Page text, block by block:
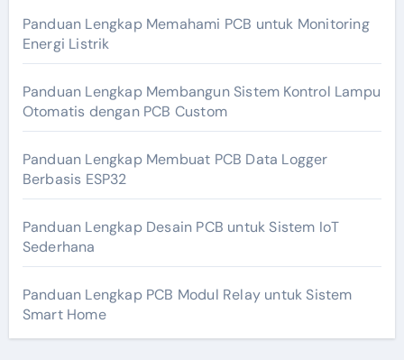
Panduan Lengkap Memahami PCB untuk Monitoring
Energi Listrik
Panduan Lengkap Membangun Sistem Kontrol Lampu
Otomatis dengan PCB Custom
Panduan Lengkap Membuat PCB Data Logger
Berbasis ESP32
Panduan Lengkap Desain PCB untuk Sistem IoT
Sederhana
Panduan Lengkap PCB Modul Relay untuk Sistem
Smart Home